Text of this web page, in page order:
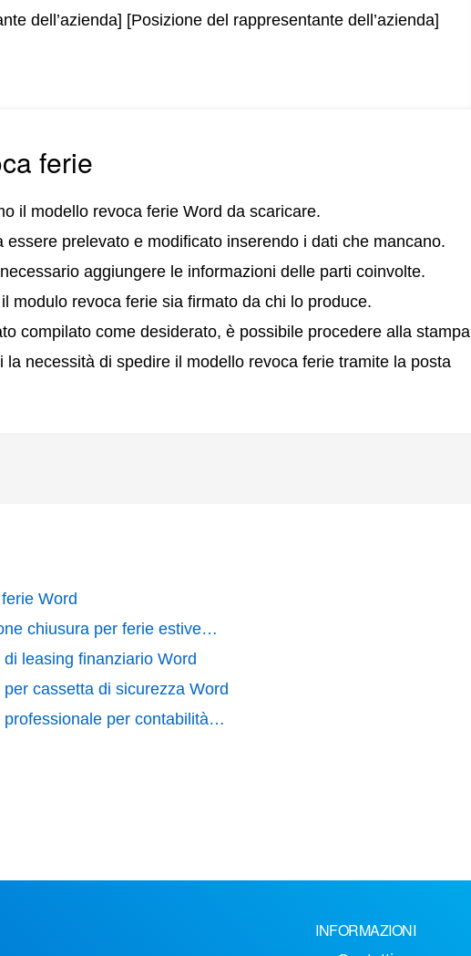
dell’azienda] [Posizione del rappresentante dell’azienda]
ferie
il modello revoca ferie Word da scaricare.
essere prelevato e modificato inserendo i dati che mancano.
aggiungere le informazioni delle parti coinvolte.
modulo revoca ferie sia firmato da chi lo produce.
compilato come desiderato, è possibile procedere alla stampa
la necessità di spedire il modello revoca ferie tramite la posta
Word
chiusura per ferie estive…
leasing finanziario Word
cassetta di sicurezza Word
professionale per contabilità…
INFORMAZIONI